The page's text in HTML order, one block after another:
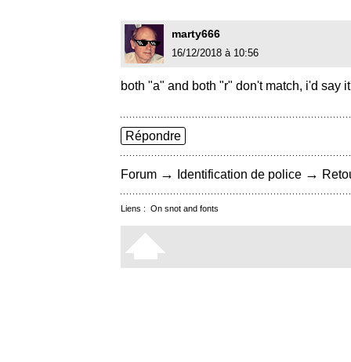
marty666
16/12/2018 à 10:56
both "a" and both "r" don't match, i'd say
Répondre
Forum → Identification de police →
Liens : On snot and fonts